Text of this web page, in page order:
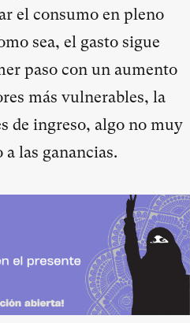
el consumo en pleno
sea, el gasto sigue
paso con un aumento
más vulnerables, la
de ingreso, algo no muy
las ganancias.